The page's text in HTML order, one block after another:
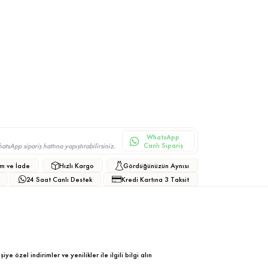
sipariş hattına yapıştırabilirsiniz.
WhatsApp
Canlı Sipariş
ve İade Hızlı Kargo
Gördüğünüzün Aynısı
24 Saat Canlı Destek
Kredi Kartına 3 Taksit
özel indirimler ve yenilikler ile ilgili bilgi alın